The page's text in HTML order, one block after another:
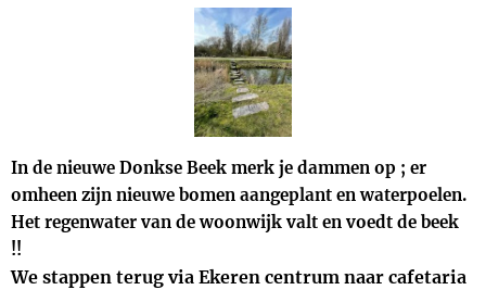
In de nieuwe Donkse Beek merk je dammen op ; er
omheen zijn nieuwe bomen aangeplant en waterpoelen.
Het regenwater van de woonwijk valt en voedt de beek
!!
We stappen terug via Ekeren centrum naar cafetaria